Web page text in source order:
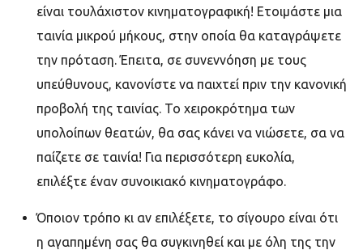
είναι τουλάχιστον κινηματογραφική! Ετοιμάστε μια
ταινία μικρού μήκους, στην οποία θα καταγράψετε
την πρόταση. Έπειτα, σε συνεννόηση με τους
υπεύθυνους, κανονίστε να παιχτεί πριν την κανονική
προβολή της ταινίας. Το χειροκρότημα των
υπολοίπων θεατών, θα σας κάνει να νιώσετε, σα να
παίζετε σε ταινία! Για περισσότερη ευκολία,
επιλέξτε έναν συνοικιακό κινηματογράφο.
Όποιον τρόπο κι αν επιλέξετε, το σίγουρο είναι ότι
η αγαπημένη σας θα συγκινηθεί και με όλη της την